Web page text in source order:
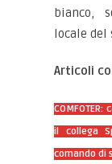
bianco,
locale del
Articoli
il collega
comando di